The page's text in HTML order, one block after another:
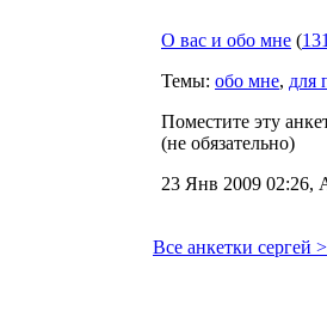
О вас и обо мне (
Темы: обо мне, для
Поместите эту
(не обязательно)
23 Янв 2009 02:26,
Все анкетки сергей